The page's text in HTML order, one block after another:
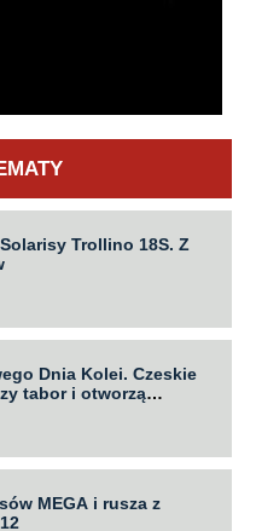
Trollino 18S. Z
Dnia Kolei. Czeskie
tabor i otworzą
MEGA i rusza z